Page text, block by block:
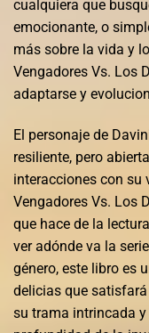
cualquiera que
emocionante, o
más sobre la vida y
Vengadores Vs. Los
adaptarse y
El personaje de
resiliente, pero
interacciones con su
Vengadores Vs. Los
que hace de la
ver adónde va la
género, este libro es
delicias que
su trama intrincada